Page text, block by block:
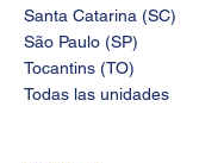
Santa Catarina (SC)
São Paulo (SP)
Tocantins (TO)
Todas las unidades